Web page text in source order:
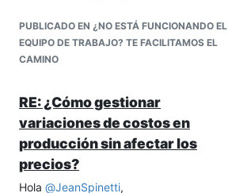
entrega.
malentendidos al dejar claro lo que se
espera de cada persona. Así, cada
generación comprenderá sus
3. Realiza reuniones de
retroalimentación constructiva.
a tus colaboradores a expresar sus
inquietudes y propuestas de mejora en
reuniones breves y frecuentes. Esto
PUBLICADO EN ¿NO ESTÁ FUNCIONANDO EL
EQUIPO DE TRABAJO? TE FACILITAMOS EL
CAMINO
RE: ¿Cómo gestionar
variaciones de costos en
producción sin afectar los
precios?
Hola @JeanSpinetti,